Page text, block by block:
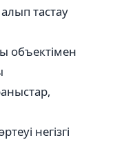
тастау
объектімен
негізгі